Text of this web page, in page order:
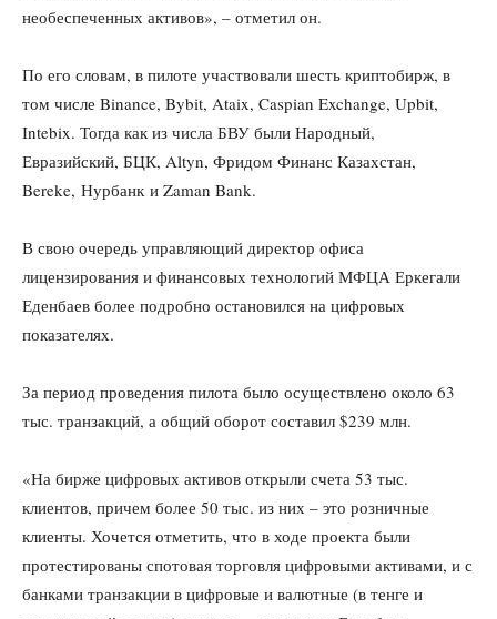
необеспеченных активов», – отметил он.
По его словам, в пилоте участвовали шесть криптобирж, в
том числе Binance, Bybit, Ataix, Caspian Exchange, Upbit,
Intebix. Тогда как из числа БВУ были Народный,
Евразийский, БЦК, Altyn, Фридом Финанс Казахстан,
Bereke, Нурбанк и Zaman Bank.
В свою очередь управляющий директор офиса
лицензирования и финансовых технологий МФЦА Еркегали
Еденбаев более подробно остановился на цифровых
показателях.
За период проведения пилота было осуществлено около 63
тыс. транзакций, а общий оборот составил $239 млн.
«На бирже цифровых активов открыли счета 53 тыс.
клиентов, причем более 50 тыс. из них – это розничные
клиенты. Хочется отметить, что в ходе проекта были
протестированы спотовая торговля цифровыми активами, и с
банками транзакции в цифровые и валютные (в тенге и